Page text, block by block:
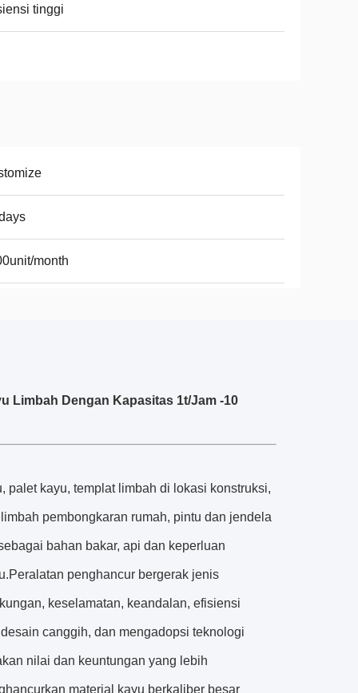
tinggi
month
Limbah Dengan Kapasitas 1t/Jam -10
palet kayu, templat limbah di lokasi konstruksi,
pembongkaran rumah, pintu dan jendela
bahan bakar, api dan keperluan
penghancur bergerak jenis
keselamatan, keandalan, efisiensi
canggih, dan mengadopsi teknologi
nilai dan keuntungan yang lebih
material kayu berkaliber besar